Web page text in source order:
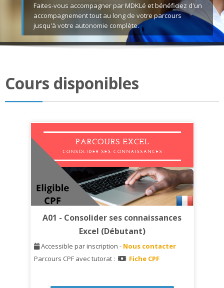
Rechercher
des
Faites-vous accompagner par MDKLé et bénéficiez d'un
accompagnement tout au long de votre parcours
jusqu'à votre autonomie complète.
Cours disponibles
A01 - Consolider ses connaissances
Excel (Débutant)
Accessible par inscription - Nous contacter
Parcours CPF avec tutorat :
Fiche CPF